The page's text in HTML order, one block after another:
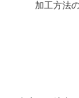
加工方法